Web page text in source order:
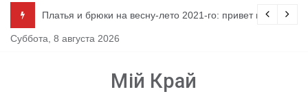
содержимому
Платья и брюки на весну-лето 2021-го: привет из 80-х
Суббота, 8 августа 2026
Мій Край